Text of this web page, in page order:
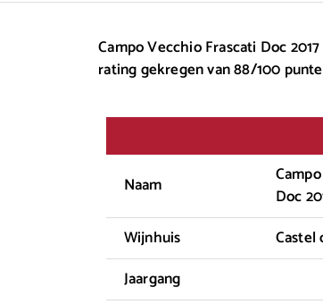
Campo Vecchio Frascati Doc
rating gekregen van 88/100
Naam
Doc
Wijnhuis
Castel
Jaargang